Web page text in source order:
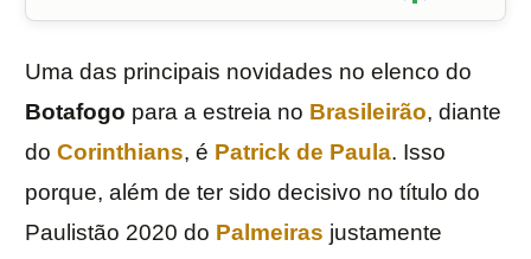
Uma das principais novidades no elenco do
Botafogo para a estreia no Brasileirão, diante
do Corinthians, é Patrick de Paula. Isso
porque, além de ter sido decisivo no título do
Paulistão 2020 do Palmeiras justamente